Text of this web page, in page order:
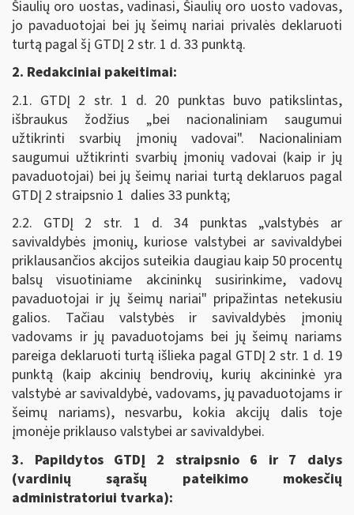
Šiaulių oro uostas, vadinasi, Šiaulių oro uosto vadovas,
jo pavaduotojai bei jų šeimų nariai privalės deklaruoti
turtą pagal šį GTDĮ 2 str. 1 d. 33 punktą.
2. Redakciniai pakeitimai:
2.1. GTDĮ 2 str. 1 d. 20 punktas buvo patikslintas,
išbraukus žodžius „bei nacionaliniam saugumui
užtikrinti svarbių įmonių vadovai". Nacionaliniam
saugumui užtikrinti svarbių įmonių vadovai (kaip ir jų
pavaduotojai) bei jų šeimų nariai turtą deklaruos pagal
GTDĮ 2 straipsnio 1 dalies 33 punktą;
2.2. GTDĮ 2 str. 1 d. 34 punktas „valstybės ar
savivaldybės įmonių, kuriose valstybei ar savivaldybei
priklausančios akcijos suteikia daugiau kaip 50 procentų
balsų visuotiniame akcininkų susirinkime, vadovų
pavaduotojai ir jų šeimų nariai" pripažintas netekusiu
galios. Tačiau valstybės ir savivaldybės įmonių
vadovams ir jų pavaduotojams bei jų šeimų nariams
pareiga deklaruoti turtą išlieka pagal GTDĮ 2 str. 1 d. 19
punktą (kaip akcinių bendrovių, kurių akcininkė yra
valstybė ar savivaldybė, vadovams, jų pavaduotojams ir
šeimų nariams), nesvarbu, kokia akcijų dalis toje
įmonėje priklauso valstybei ar savivaldybei.
3. Papildytos GTDĮ 2 straipsnio 6 ir 7 dalys
(vardinių sąrašų pateikimo mokesčių
administratoriui tvarka):